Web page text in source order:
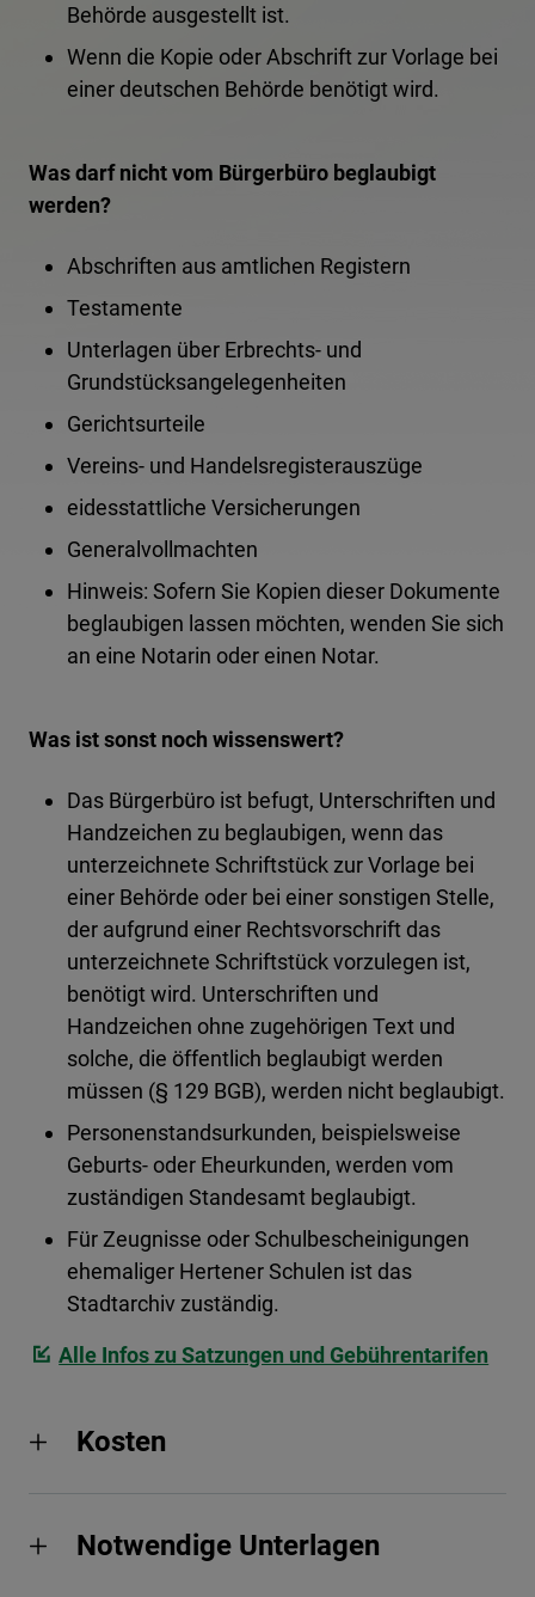
Behörde ausgestellt ist.
Wenn die Kopie oder Abschrift zur Vorlage bei
einer deutschen Behörde benötigt wird.
Was darf nicht vom Bürgerbüro beglaubigt
werden?
Abschriften aus amtlichen Registern
Testamente
Unterlagen über Erbrechts- und
Grundstücksangelegenheiten
Gerichtsurteile
Vereins- und Handelsregisterauszüge
eidesstattliche Versicherungen
Generalvollmachten
Hinweis: Sofern Sie Kopien dieser Dokumente
beglaubigen lassen möchten, wenden Sie sich
an eine Notarin oder einen Notar.
Was ist sonst noch wissenswert?
Das Bürgerbüro ist befugt, Unterschriften und
Handzeichen zu beglaubigen, wenn das
unterzeichnete Schriftstück zur Vorlage bei
einer Behörde oder bei einer sonstigen Stelle,
der aufgrund einer Rechtsvorschrift das
unterzeichnete Schriftstück vorzulegen ist,
benötigt wird. Unterschriften und
Handzeichen ohne zugehörigen Text und
solche, die öffentlich beglaubigt werden
müssen (§ 129 BGB), werden nicht beglaubigt.
Personenstandsurkunden, beispielsweise
Geburts- oder Eheurkunden, werden vom
zuständigen Standesamt beglaubigt.
Für Zeugnisse oder Schulbescheinigungen
ehemaliger Hertener Schulen ist das
Stadtarchiv zuständig.
Alle Infos zu Satzungen und Gebührentarifen
Kosten
Notwendige Unterlagen